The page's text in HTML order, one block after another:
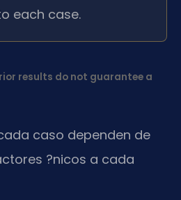
each case.
results do not guarantee a
caso dependen de
?nicos a cada